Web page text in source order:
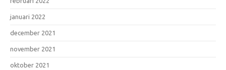
januari 2022
december 2021
november 2021
oktober 2021